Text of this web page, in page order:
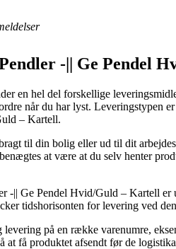
-|| Ge Pendel
en hel del forskellige
når du har lyst. Leveringstypen
– Kartell.
til din bolig eller ud til dit
at være at du selv henter
-|| Ge Pendel Hvid/Guld – Kartell
tidshorisonten for levering ved
på en række varenumre,
få produktet afsendt før de